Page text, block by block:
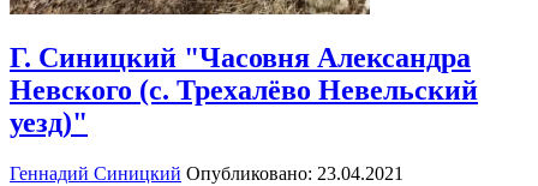
Г. Синицкий "Часовня Александра
Невского (с. Трехалёво Невельский
уезд)"
Геннадий Синицкий Опубликовано: 23.04.2021